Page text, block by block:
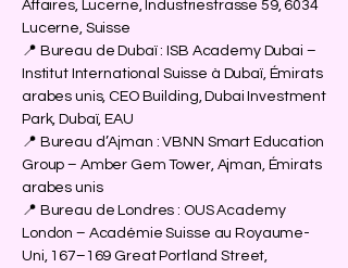
Affaires, Lucerne, Industriestrasse 59, 6034
Lucerne, Suisse
📍 Bureau de Dubaï : ISB Academy Dubai –
Institut International Suisse à Dubaï, Émirats
arabes unis, CEO Building, Dubai Investment
Park, Dubaï, EAU
📍 Bureau d’Ajman : VBNN Smart Education
Group – Amber Gem Tower, Ajman, Émirats
arabes unis
📍 Bureau de Londres : OUS Academy
London – Académie Suisse au Royaume-
Uni, 167–169 Great Portland Street,